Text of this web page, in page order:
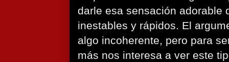
darle esa sensación adorable
inestables y rápidos. El
algo incoherente, pero para
más nos interesa a ver este